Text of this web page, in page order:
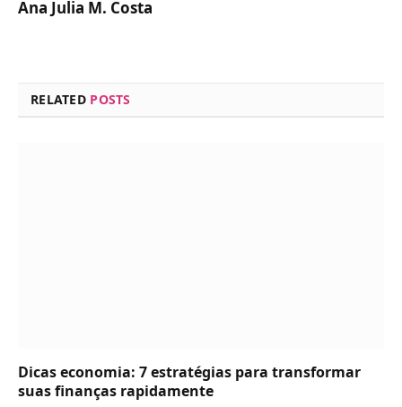
Ana Julia M. Costa
RELATED POSTS
Dicas economia: 7 estratégias para transformar
suas finanças rapidamente